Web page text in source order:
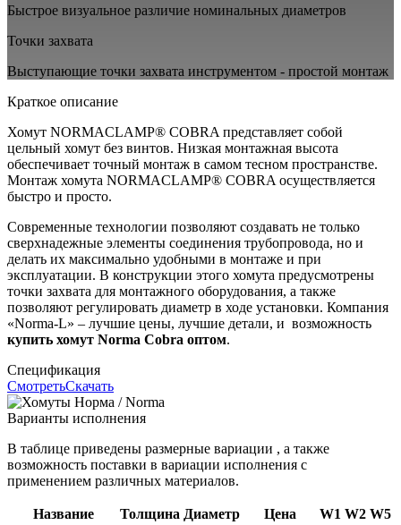
Быстрое визуальное различие номинальных диаметров
Точки захвата
Выступающие точки захвата инструментом - простой монтаж
Краткое описание
Хомут NORMACLAMP® COBRA представляет собой
цельный хомут без винтов. Низкая монтажная высота
обеспечивает точный монтаж в самом тесном пространстве.
Монтаж хомута NORMACLAMP® COBRA осуществляется
быстро и просто.
Современные технологии позволяют создавать не только
сверхнадежные элементы соединения трубопровода, но и
делать их максимально удобными в монтаже и при
эксплуатации. В конструкции этого хомута предусмотрены
точки захвата для монтажного оборудования, а также
позволяют регулировать диаметр в ходе установки. Компания
«Norma-L» – лучшие цены, лучшие детали, и возможность
купить хомут Norma Cobra оптом.
Спецификация
СмотретьСкачать
Варианты исполнения
В таблице приведены размерные вариации , а также
возможность поставки в вариации исполнения с
применением различных материалов.
Название Толщина Диаметр Цена W1 W2 W5